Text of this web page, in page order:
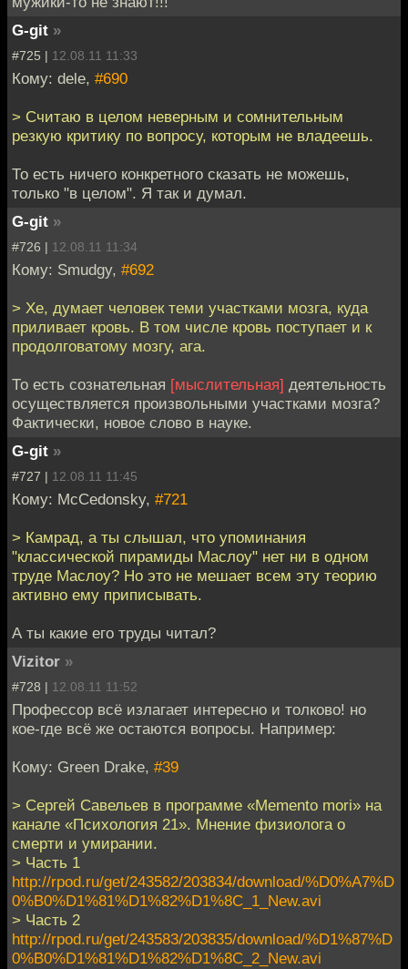
G-git »
#725 | 12.08.11 11:33
Кому: dele, #690
> Считаю в целом неверным и сомнительным
резкую критику по вопросу, которым не владеешь.
То есть ничего конкретного сказать не можешь,
только "в целом". Я так и думал.
G-git »
#726 | 12.08.11 11:34
Кому: Smudgy, #692
> Хе, думает человек теми участками мозга, куда
приливает кровь. В том числе кровь поступает и к
продолговатому мозгу, ага.
То есть сознательная [мыслительная] деятельность
осуществляется произвольными участками мозга?
Фактически, новое слово в науке.
G-git »
#727 | 12.08.11 11:45
Кому: McCedonsky, #721
> Камрад, а ты слышал, что упоминания
"классической пирамиды Маслоу" нет ни в одном
труде Маслоу? Но это не мешает всем эту теорию
активно ему приписывать.
А ты какие его труды читал?
Vizitor »
#728 | 12.08.11 11:52
Профессор всё излагает интересно и толково! но
кое-где всё же остаются вопросы. Например:
Кому: Green Drake, #39
> Сергей Савельев в программе «Memento mori» на
канале «Психология 21». Мнение физиолога о
смерти и умирании.
> Часть 1
http://rpod.ru/get/243582/203834/download/%D0%A7%D
0%B0%D1%81%D1%82%D1%8C_1_New.avi
> Часть 2
http://rpod.ru/get/243583/203835/download/%D1%87%D
0%B0%D1%81%D1%82%D1%8C_2_New.avi